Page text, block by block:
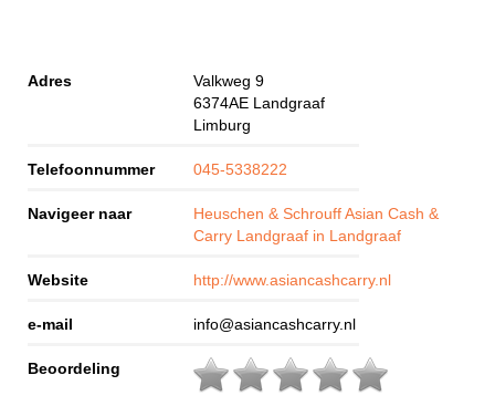
Adres
Valkweg 9
6374AE Landgraaf
Limburg
Telefoonnummer 045-5338222
Navigeer naar
Heuschen & Schrouff Asian Cash &
Carry Landgraaf in Landgraaf
Website http://www.asiancashcarry.nl
e-mail info@asiancashcarry.nl
Beoordeling